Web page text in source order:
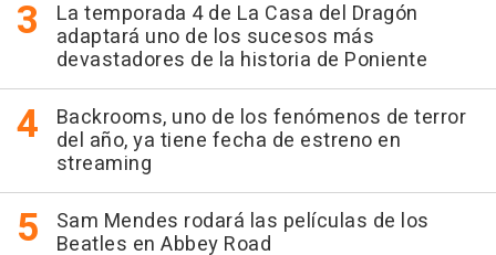
La temporada 4 de La Casa del Dragón
adaptará uno de los sucesos más
devastadores de la historia de Poniente
Backrooms, uno de los fenómenos de terror
del año, ya tiene fecha de estreno en
streaming
Sam Mendes rodará las películas de los
Beatles en Abbey Road